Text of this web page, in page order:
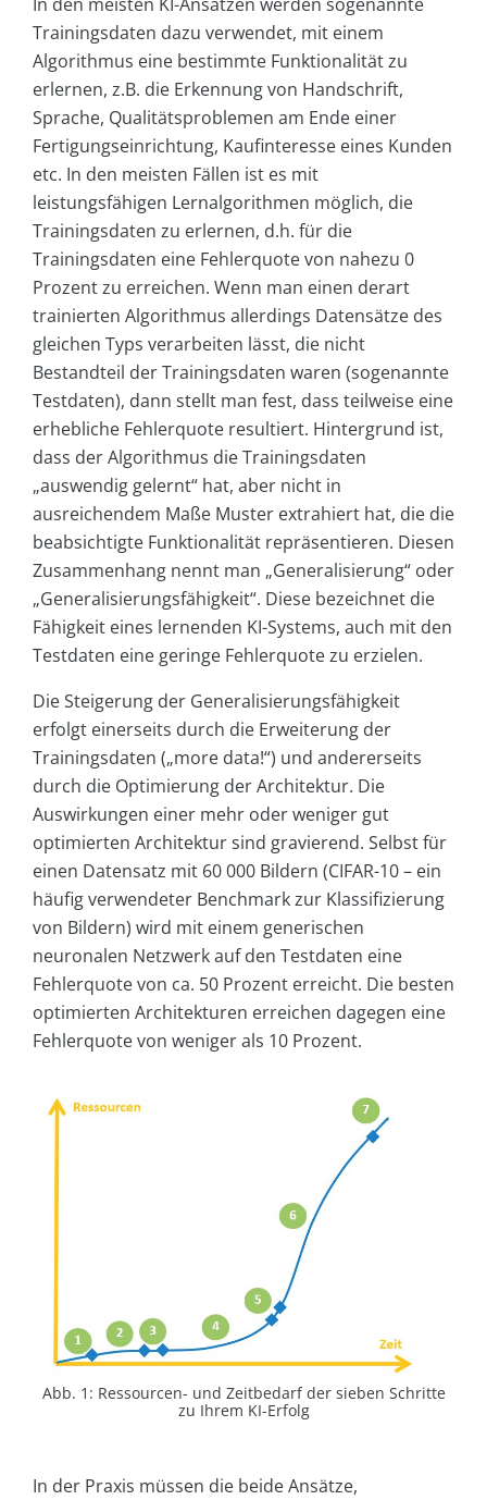
Trainingsdaten dazu verwendet, mit einem
Algorithmus eine bestimmte Funktionalität zu
erlernen, z.B. die Erkennung von Handschrift,
Sprache, Qualitätsproblemen am Ende einer
Fertigungseinrichtung, Kaufinteresse eines Kunden
etc. In den meisten Fällen ist es mit
leistungsfähigen Lernalgorithmen möglich, die
Trainingsdaten zu erlernen, d.h. für die
Trainingsdaten eine Fehlerquote von nahezu 0
Prozent zu erreichen. Wenn man einen derart
trainierten Algorithmus allerdings Datensätze des
gleichen Typs verarbeiten lässt, die nicht
Bestandteil der Trainingsdaten waren (sogenannte
Testdaten), dann stellt man fest, dass teilweise eine
erhebliche Fehlerquote resultiert. Hintergrund ist,
dass der Algorithmus die Trainingsdaten
„auswendig gelernt“ hat, aber nicht in
ausreichendem Maße Muster extrahiert hat, die die
beabsichtigte Funktionalität repräsentieren. Diesen
Zusammenhang nennt man „Generalisierung“ oder
„Generalisierungsfähigkeit“. Diese bezeichnet die
Fähigkeit eines lernenden KI-Systems, auch mit den
Testdaten eine geringe Fehlerquote zu erzielen.
Die Steigerung der Generalisierungsfähigkeit
erfolgt einerseits durch die Erweiterung der
Trainingsdaten („more data!“) und andererseits
durch die Optimierung der Architektur. Die
Auswirkungen einer mehr oder weniger gut
optimierten Architektur sind gravierend. Selbst für
einen Datensatz mit 60 000 Bildern (CIFAR-10 – ein
häufig verwendeter Benchmark zur Klassifizierung
von Bildern) wird mit einem generischen
neuronalen Netzwerk auf den Testdaten eine
Fehlerquote von ca. 50 Prozent erreicht. Die besten
optimierten Architekturen erreichen dagegen eine
Fehlerquote von weniger als 10 Prozent.
Abb. 1: Ressourcen- und Zeitbedarf der sieben Schritte
zu Ihrem KI-Erfolg
In der Praxis müssen die beide Ansätze,